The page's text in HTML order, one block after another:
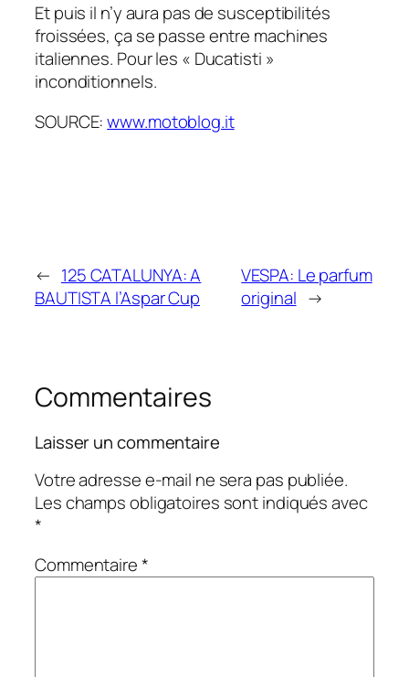
Et puis il n’y aura pas de susceptibilités
froissées, ça se passe entre machines
italiennes. Pour les « Ducatisti »
inconditionnels.
SOURCE:www.motoblog.it
← 125 CATALUNYA: A
BAUTISTA l’Aspar Cup
VESPA: Le parfum
original →
Commentaires
Laisser un commentaire
Votre adresse e-mail ne sera pas publiée.
Les champs obligatoires sont indiqués avec
*
Commentaire*